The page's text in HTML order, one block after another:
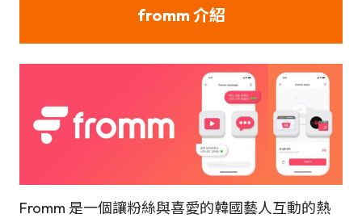
fromm 介紹
Fromm 是一個讓粉絲與喜愛的韓國藝人互動的熱